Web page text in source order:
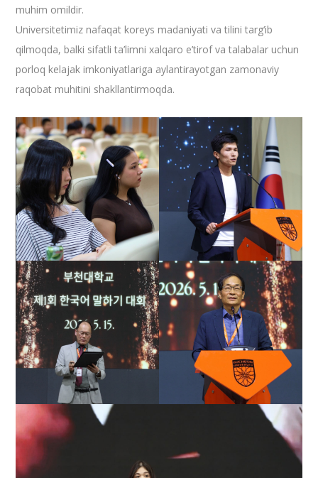
muhim omildir.
Universitetimiz nafaqat koreys madaniyati va tilini targ‘ib
qilmoqda, balki sifatli ta’limni xalqaro e’tirof va talabalar uchun
porloq kelajak imkoniyatlariga aylantirayotgan zamonaviy
raqobat muhitini shakllantirmoqda.